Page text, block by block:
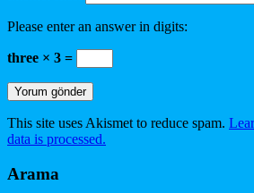
Please enter an answer in digits:
three × 3 =
This site uses Akismet to reduce spam.
data is processed.
Arama